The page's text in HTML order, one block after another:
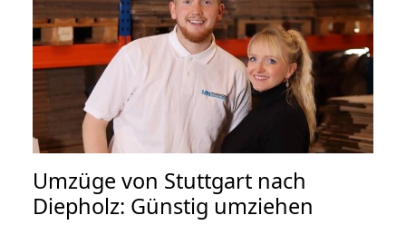
Umzüge von Stuttgart nach
Diepholz: Günstig umziehen